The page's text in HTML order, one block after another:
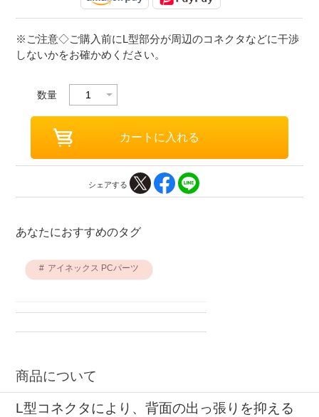
※ご注意◇ご購入前にL型部分が周辺のコネクタなどに干渉
しないかをお確かめください。
数量
シェアする
あなたにおすすめのタグ
アイネックス PCパーツ
商品について
L型コネクタにより、背面の出っ張りを抑える